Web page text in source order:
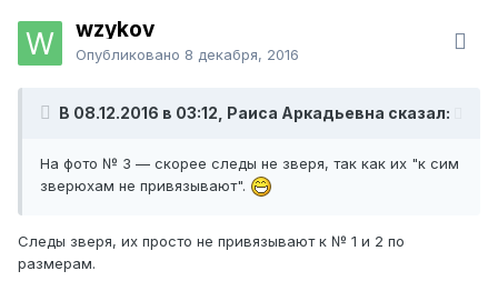
wzykov
Опубликовано 8 декабря, 2016
В 08.12.2016 в 03:12, Раиса Аркадьевна сказал:
На фото № 3 — скорее следы не зверя, так как их "к сим
зверюхам не привязывают".
Следы зверя, их просто не привязывают к № 1 и 2 по
размерам.